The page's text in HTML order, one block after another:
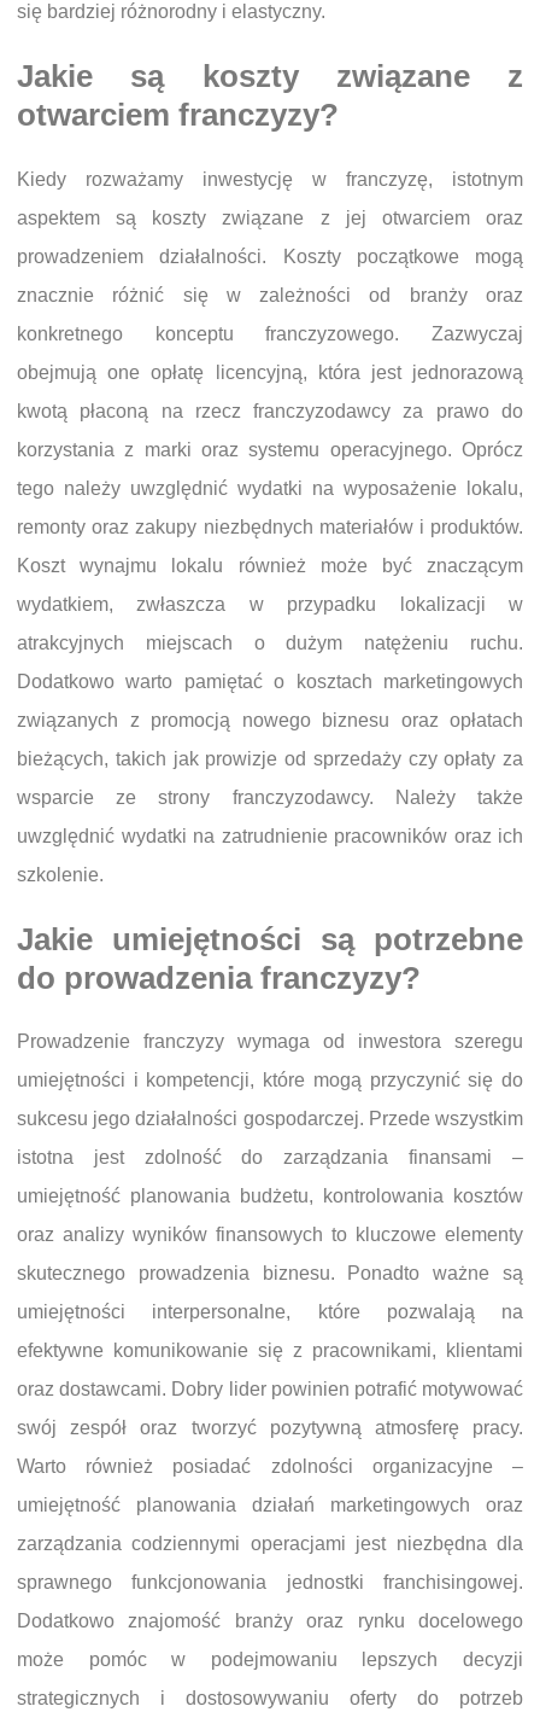
się bardziej różnorodny i elastyczny.
Jakie są koszty związane z
otwarciem franczyzy?
Kiedy rozważamy inwestycję w franczyzę, istotnym
aspektem są koszty związane z jej otwarciem oraz
prowadzeniem działalności. Koszty początkowe mogą
znacznie różnić się w zależności od branży oraz
konkretnego konceptu franczyzowego. Zazwyczaj
obejmują one opłatę licencyjną, która jest jednorazową
kwotą płaconą na rzecz franczyzodawcy za prawo do
korzystania z marki oraz systemu operacyjnego. Oprócz
tego należy uwzględnić wydatki na wyposażenie lokalu,
remonty oraz zakupy niezbędnych materiałów i produktów.
Koszt wynajmu lokalu również może być znaczącym
wydatkiem, zwłaszcza w przypadku lokalizacji w
atrakcyjnych miejscach o dużym natężeniu ruchu.
Dodatkowo warto pamiętać o kosztach marketingowych
związanych z promocją nowego biznesu oraz opłatach
bieżących, takich jak prowizje od sprzedaży czy opłaty za
wsparcie ze strony franczyzodawcy. Należy także
uwzględnić wydatki na zatrudnienie pracowników oraz ich
szkolenie.
Jakie umiejętności są potrzebne
do prowadzenia franczyzy?
Prowadzenie franczyzy wymaga od inwestora szeregu
umiejętności i kompetencji, które mogą przyczynić się do
sukcesu jego działalności gospodarczej. Przede wszystkim
istotna jest zdolność do zarządzania finansami –
umiejętność planowania budżetu, kontrolowania kosztów
oraz analizy wyników finansowych to kluczowe elementy
skutecznego prowadzenia biznesu. Ponadto ważne są
umiejętności interpersonalne, które pozwalają na
efektywne komunikowanie się z pracownikami, klientami
oraz dostawcami. Dobry lider powinien potrafić motywować
swój zespół oraz tworzyć pozytywną atmosferę pracy.
Warto również posiadać zdolności organizacyjne –
umiejętność planowania działań marketingowych oraz
zarządzania codziennymi operacjami jest niezbędna dla
sprawnego funkcjonowania jednostki franchisingowej.
Dodatkowo znajomość branży oraz rynku docelowego
może pomóc w podejmowaniu lepszych decyzji
strategicznych i dostosowywaniu oferty do potrzeb